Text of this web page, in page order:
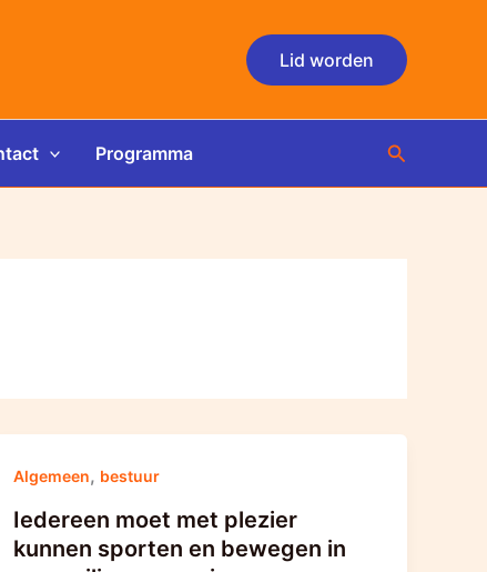
Lid worden
Programma Zoeken
Algemeen, bestuur
Iedereen moet met plezier
kunnen sporten en bewegen in